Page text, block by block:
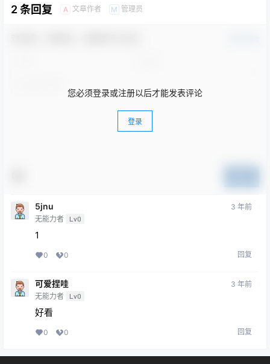
2 条回复 A 文章作者 M 管理员
您必须登录或注册以后才能发表评论
登录
5jnu
无能力者 Lv0
3 年前
1
0 0 回复
可爱捏哇
无能力者 Lv0
3 年前
好看
0 0 回复